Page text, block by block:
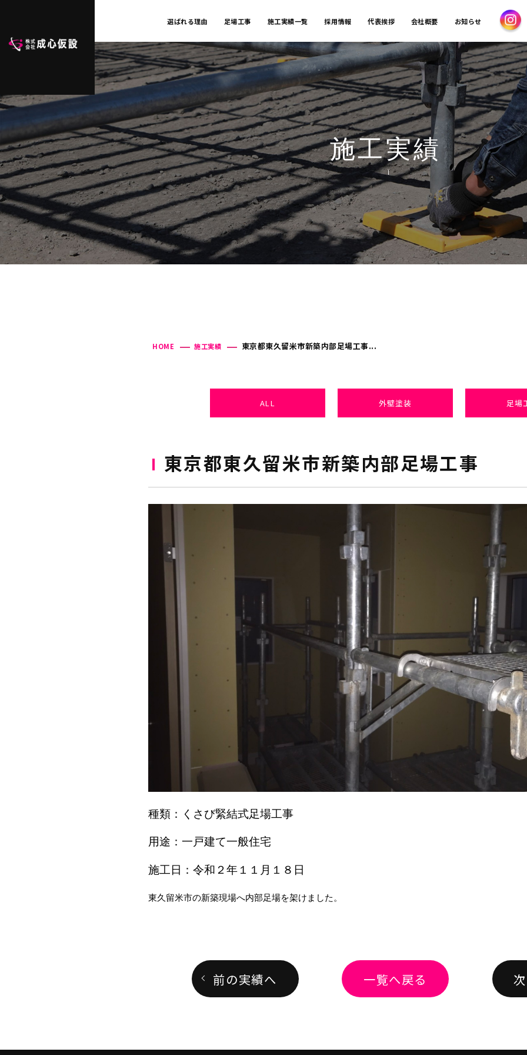
選ばれる理由 足場工事 施工実績一覧 採用情報 代表挨拶 会社概要 お知らせ
施工実績
Ï
HOME 施工実績 東京都東久留米市新築内部足場工事...
ALL 外壁塗装 足場
東京都東久留米市新築内部足場工事
種類：くさび緊結式足場工事
用途：一戸建て一般住宅
施工日：令和２年１１月１８日
東久留米市の新築現場へ内部足場を架けました。
前の実績へ 一覧へ戻る